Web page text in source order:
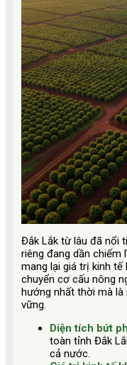
Đắk Lắk từ lâu đã nổi
riêng đang dần chiếm
mang lại giá trị kinh
chuyển cơ cấu nông
hướng nhất thời mà
vững.
Diện tích bứt
toàn tỉnh Đắk
cả nước.